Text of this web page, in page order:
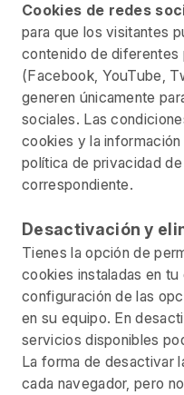
Cookies de redes
para que los visitantes
contenido de diferentes
(Facebook, YouTube,
generen únicamente
sociales. Las
cookies y la
política de privacidad
correspondiente.
Desactivación y
Tienes la opción de
cookies instaladas en tu
configuración de las
en su equipo. En
servicios disponibles
La forma de desactivar
cada navegador, pero